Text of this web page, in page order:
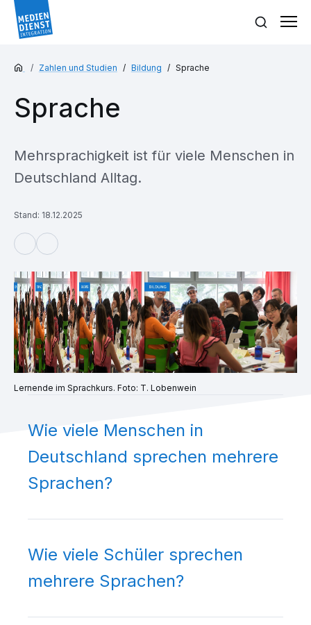
Zahlen und Studien Bildung Sprache
Sprache
Mehrsprachigkeit ist für viele Menschen in
Deutschland Alltag.
Lernende im Sprachkurs. Foto: T. Lobenwein
Stand: 18.12.2025
Wie viele Menschen in
Deutschland sprechen mehrere
Sprachen?
Wie viele Schüler sprechen
mehrere Sprachen?